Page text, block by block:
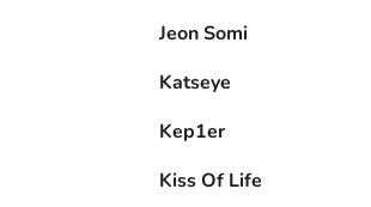
Jeon Somi
Katseye
Kep1er
Kiss Of Life